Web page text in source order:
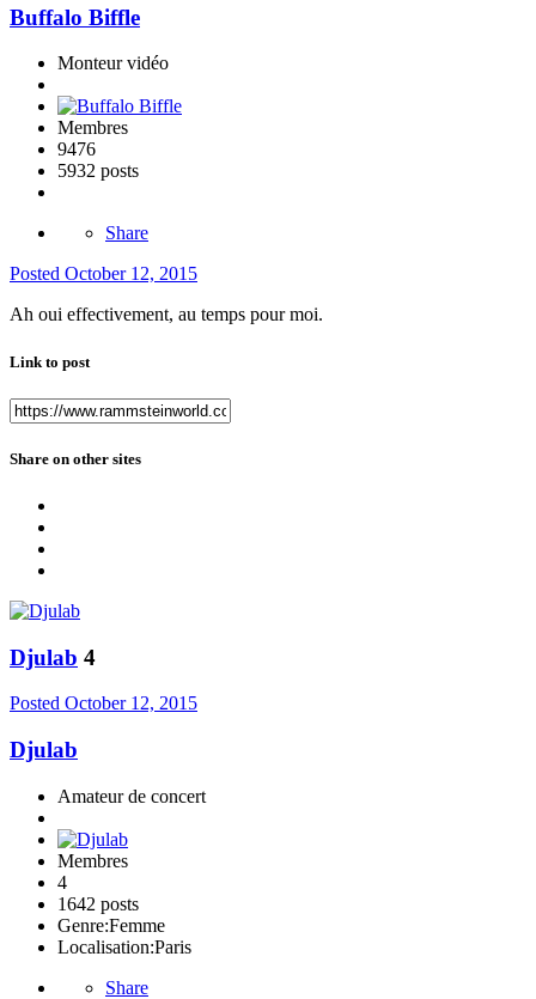
Buffalo Biffle
Monteur vidéo
Membres
9476
5932 posts
Share
Posted October 12, 2015
Ah oui effectivement, au temps pour moi.
Link to post
Share on other sites
Djulab 4
Posted October 12, 2015
Djulab
Amateur de concert
Membres
4
1642 posts
Genre:Femme
Localisation:Paris
Share